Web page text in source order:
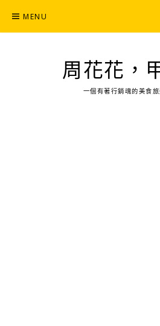
content
MENU
周花花，
一個有著行銷魂的美食